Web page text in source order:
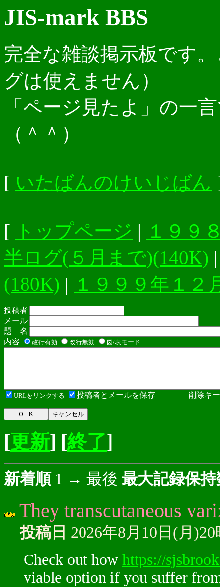
JIS-mark BBS
完全な雑談掲示板です
グは使えません）
「ページ見たよ」の一
（＾＾）
[ いたばんのけいじばん
[ トップページ | １９９
半ログ(５月まで)(140K)
(180K) | １９９９年１２
投稿者
メール
題 名
内容
改行有効 改行無効 図/表モード
URLをリンクする 投稿者とメールを保存 削除キ
[更新] [終了]
新着順1 → 最後 最大記録保持
They transcutaneous
投稿日 2026年8月10日(月
Check out how https://
viable option if you suffer